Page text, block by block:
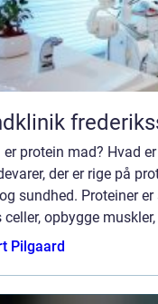
er protein mad? Hvad
der er rige på
sundhed. Proteiner
celler, opbygge muskler,
Pilgaard